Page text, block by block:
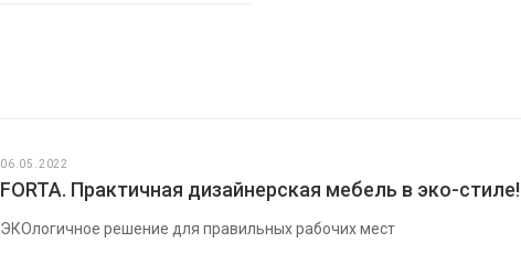
06.05.2022
FORTA. Практичная дизайнерская мебель в эко-стиле!
ЭКОлогичное решение для правильных рабочих мест